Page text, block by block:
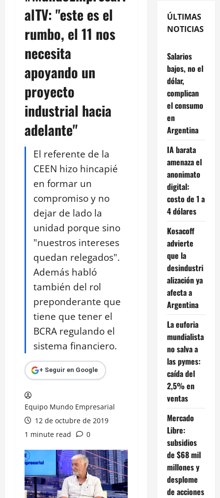
alTV: "este es el
rumbo, el 11 nos
necesita
apoyando un
proyecto
industrial hacia
adelante"
El referente de la
CEEN hizo hincapié
en formar un
compromiso y no
dejar de lado la
unidad porque sino
"nuestros intereses
quedan relegados".
Además habló
también del rol
preponderante que
tiene que tener el
BCRA regulando el
sistema financiero.
+ Seguir en Google
Equipo Mundo Empresarial
12 de octubre de 2019
1 minute read
0
ÚLTIMAS
NOTICIAS
Salarios
bajos, no el
dólar,
complican
el consumo
en
Argentina
IA barata
amenaza el
anonimato
digital:
costo de 1 a
4 dólares
Kosacoff
advierte
que la
desindustri
alización ya
afecta a
Argentina
La euforia
mundialista
no salva a
las pymes:
caída del
2,5% en
ventas
Mercado
Libre:
subsidios
de $68 mil
millones y
desplome
de acciones